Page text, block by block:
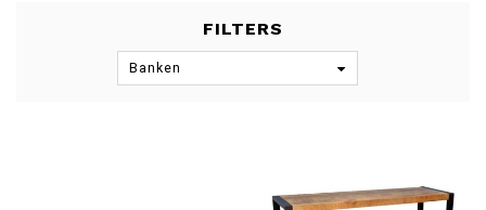
FILTERS
Banken